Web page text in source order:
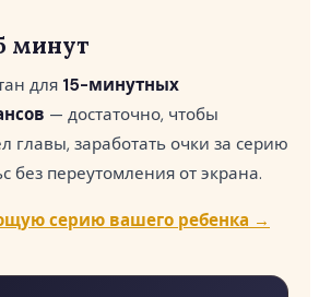
минут
для 15-минутных
— достаточно, чтобы
главы, заработать очки за серию
без переутомления от экрана.
серию вашего ребенка →